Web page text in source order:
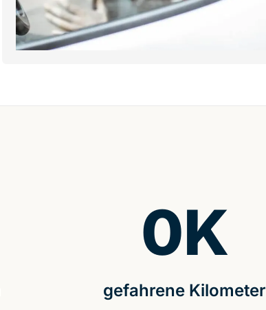
gefahrene Kilometer
0K